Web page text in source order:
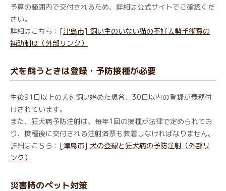
予算の範囲内で交付されるため、詳細は公式サイトでご確認くだ
さい。
詳細はこちら： [津島市] 飼い主のいない猫の不妊去勢手術費の
補助制度（外部リンク）
犬を飼うときは登録・予防接種が必要
生後91日以上の犬を飼い始めた場合、30日以内の登録が義務付
けされています。
また、狂犬病予防注射は、毎年1回の接種が法律で定められてお
り、接種後に交付される注射済票も装着しなければなりません。
詳細はこちら： [津島市] 犬の登録と狂犬病の予防注射（外部リ
ンク）
災害時のペット対策